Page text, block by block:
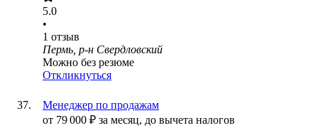
5.0
•
1 отзыв
Пермь, р-н Свердловский
Можно без резюме
Откликнуться
Менеджер по продажам
от 79 000 ₽ за месяц, до вычета налогов